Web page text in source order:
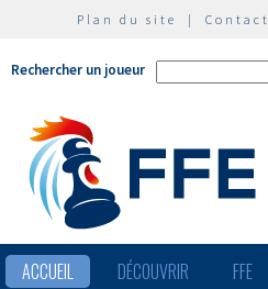
Plan du site | Contact
Rechercher un joueur
ACCUEIL DÉCOUVRIR FFE